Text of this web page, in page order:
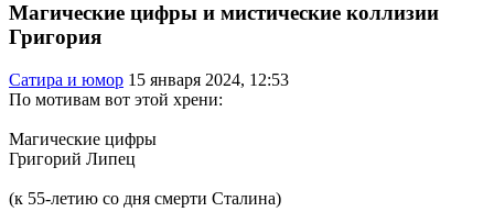
Магические цифры и мистические коллизии
Григория
Сатира и юмор 15 января 2024, 12:53
По мотивам вот этой хрени:
Магические цифры
Григорий Липец
(к 55-летию со дня смерти Сталина)